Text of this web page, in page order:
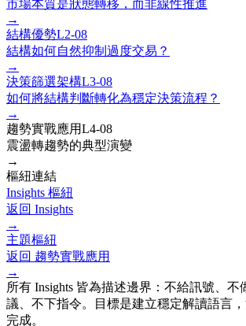
市場本質是狀態轉移，而非線性推進
→
結構優勢L2-08
結構如何自然抑制過度交易？
→
決策篩選架構L3-08
如何將結構判斷轉化為穩定決策流程？
→
趨勢實戰應用L4-08
震盪轉趨勢的典型演變
→
樞紐連結
Insights 樞紐
返回 Insights
→
主題樞紐
返回 趨勢實戰應用
→
所有 Insights 皆為描述邊界：不給訊號、不
議、不下指令。目標是建立穩定解讀語言
完成。